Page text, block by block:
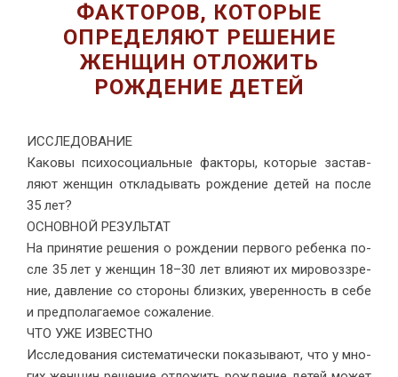
ФАКТОРОВ, КОТОРЫЕ
ОПРЕДЕЛЯЮТ РЕШЕНИЕ
ЖЕНЩИН ОТЛОЖИТЬ
РОЖДЕНИЕ ДЕТЕЙ
ИССЛЕДОВАНИЕ
Како­вы пси­хо­со­ци­аль­ные фак­то­ры, ко­то­рые за­став­
ля­ют жен­щин от­кла­ды­вать рож­де­ние де­тей на по­сле
35 лет?
ОСНОВНОЙ РЕЗУЛЬТАТ
На при­ня­тие ре­ше­ния о рож­де­нии пер­во­го ре­бен­ка по­
сле 35 лет у жен­щин 18–30 лет вли­я­ют их ми­ро­воз­зре­
ние, дав­ле­ние со сто­ро­ны близ­ких, уве­рен­ность в себе
и пред­по­ла­га­е­мое со­жа­ле­ние.
ЧТО УЖЕ ИЗВЕСТНО
Иссле­до­ва­ния си­сте­ма­ти­че­ски по­ка­зы­ва­ют, что у мно­